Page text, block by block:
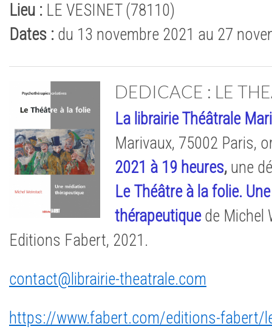
Lieu : LE VESINET (78110)
Dates : du 13 novembre 2021 au 27
DEDICACE : LE
La librairie Théâtrale
Marivaux, 75002 Paris,
2021 à 19 heures, une
Le Théâtre à la folie.
thérapeutiquede Michel
Editions Fabert, 2021.
contact@librairie-theatrale.com
https://www.fabert.com/editions-fabert/